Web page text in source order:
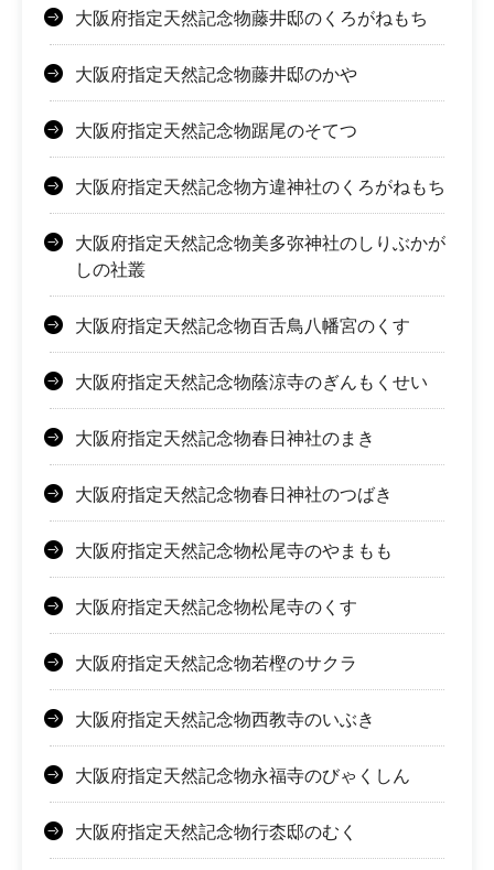
大阪府指定天然記念物藤井邸のくろがねもち
大阪府指定天然記念物藤井邸のかや
大阪府指定天然記念物踞尾のそてつ
大阪府指定天然記念物方違神社のくろがねもち
大阪府指定天然記念物美多弥神社のしりぶかが
しの社叢
大阪府指定天然記念物百舌鳥八幡宮のくす
大阪府指定天然記念物蔭涼寺のぎんもくせい
大阪府指定天然記念物春日神社のまき
大阪府指定天然記念物春日神社のつばき
大阪府指定天然記念物松尾寺のやまもも
大阪府指定天然記念物松尾寺のくす
大阪府指定天然記念物若樫のサクラ
大阪府指定天然記念物西教寺のいぶき
大阪府指定天然記念物永福寺のびゃくしん
大阪府指定天然記念物行枩邸のむく